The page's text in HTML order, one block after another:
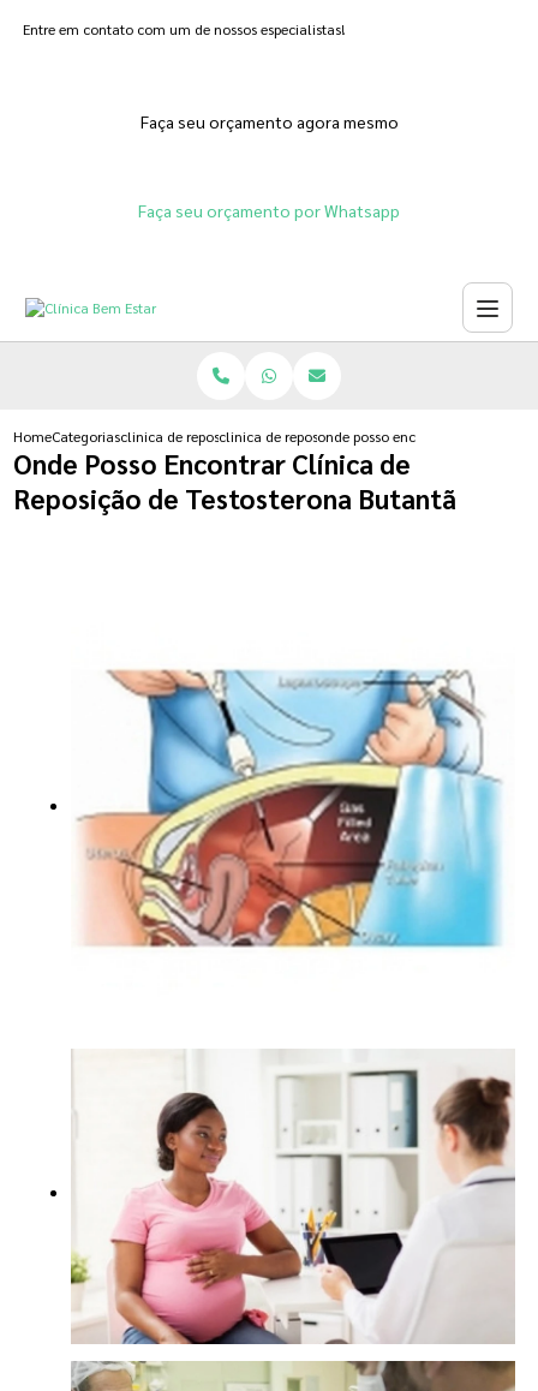
Entre em contato com um de nossos especialistas!
Faça seu orçamento agora mesmo
Faça seu orçamento por Whatsapp
HomeCategoriasclinica de reposicao hormonalclinica de reposicao hormonal na menopausa
onde posso encontrar clinica de
Onde Posso Encontrar Clínica de
Reposição de Testosterona Butantã